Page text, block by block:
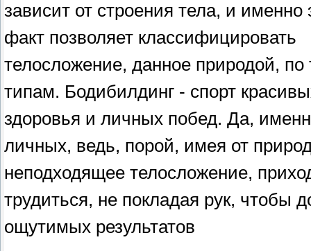
зависит от строения тела, и именно
факт позволяет классифицировать
телосложение, данное природой, по
типам. Бодибилдинг - спорт
здоровья и личных побед. Да,
личных, ведь, порой, имея от
неподходящее телосложение,
трудиться, не покладая рук, чтобы
ощутимых результатов